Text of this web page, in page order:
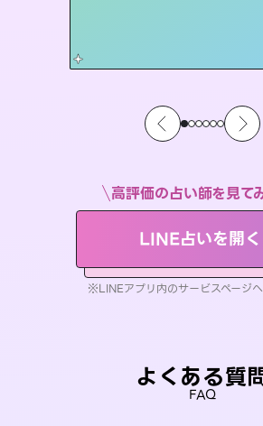
高評価の占い師を見て
LINE占いを開く
※LINEアプリ内のサービスページ
よくある質
FAQ